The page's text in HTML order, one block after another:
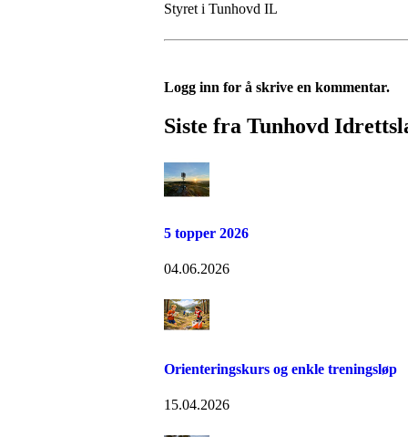
Styret i Tunhovd IL
Logg inn for å skrive en kommentar.
Siste fra Tunhovd
5 topper 2026
04.06.2026
Orienteringskurs og enkle treningsløp
15.04.2026